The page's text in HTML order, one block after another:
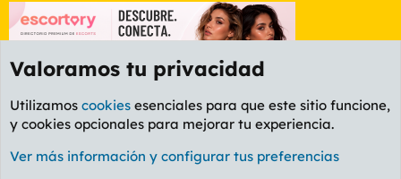
Etiquetas
Cookies
PL OLDSTYLE AMARILLO
Valoramos tu privacidad
Utilizamos cookies esenciales para que este sitio funcione,
y cookies opcionales para mejorar tu experiencia.
Ver más información y configurar tus preferencias